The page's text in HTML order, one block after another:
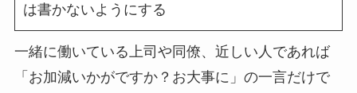
は書かないようにする
一緒に働いている上司や同僚、近しい人であれば
「お加減いかがですか？お大事に」の一言だけで